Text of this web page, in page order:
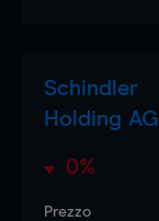
Schindler
Holding AG
0%
Prezzo